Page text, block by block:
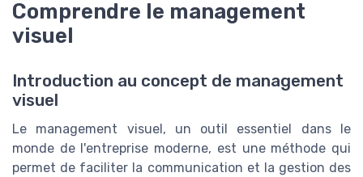
Comprendre le management
visuel
Introduction au concept de management
visuel
Le management visuel, un outil essentiel dans le
monde de l'entreprise moderne, est une méthode qui
permet de faciliter la communication et la gestion des